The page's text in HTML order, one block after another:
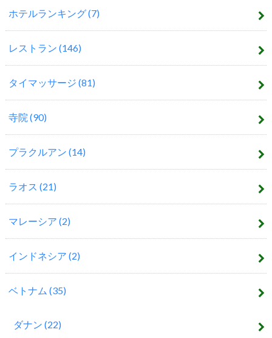
ホテルランキング(7)
レストラン (146)
タイマッサージ (81)
寺院 (90)
プラクルアン (14)
ラオス (21)
マレーシア (2)
インドネシア (2)
ベトナム (35)
ダナン (22)